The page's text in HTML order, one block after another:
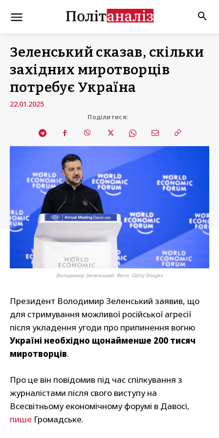
Зеленський сказав, скільки
західних миротворців
потребує Україна
22.01.2025
Поділитися:
Володимир Зеленський. Фото: Getty Images
Президент Володимир Зеленський заявив, що
для стримування можливої російської агресії
після укладення угоди про припинення вогню
Україні необхідно щонайменше 200 тисяч
миротворців.
Про це він повідомив під час спілкування з
журналістами після свого виступу на
Всесвітньому економічному форумі в Давосі,
пише Громадське.